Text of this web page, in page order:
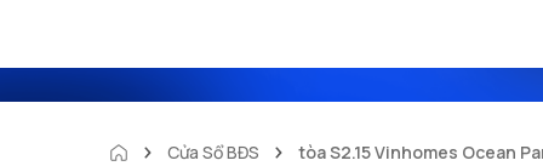
Cửa Sổ BĐS tòa S2.15 Vinhomes Ocean